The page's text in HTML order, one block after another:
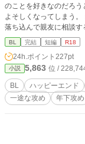
のことを好きなのだろ
よそしくなってしまう。
落ち込んで親友に相談する
騎士団/勘違い/襲い受け
BL 完結 短編 R18
24h.ポイント 227pt
小説 5,863 位 /
BL ハッピーエンド
一途な攻め
年下攻め